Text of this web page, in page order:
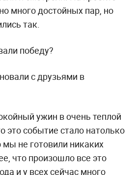
много достойных пар, но
так.
победу?
с друзьями в
ужин в очень теплой
это событие стало натолько
не готовили никаких
что произошло все это
и у всех сейчас много